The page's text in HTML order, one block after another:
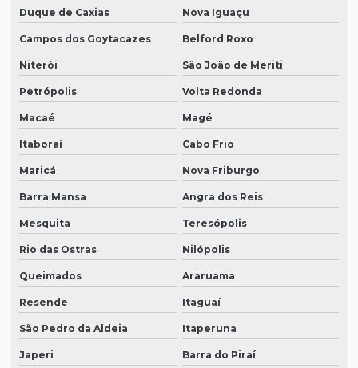
Duque de Caxias Nova Iguaçu
Campos dos Goytacazes Belford Roxo
Niterói São João de Meriti
Petrópolis Volta Redonda
Macaé Magé
Itaboraí Cabo Frio
Maricá Nova Friburgo
Barra Mansa Angra dos Reis
Mesquita Teresópolis
Rio das Ostras Nilópolis
Queimados Araruama
Resende Itaguaí
São Pedro da Aldeia Itaperuna
Japeri Barra do Piraí